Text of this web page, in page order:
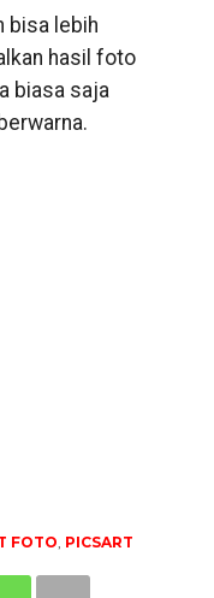
bisa lebih
hasil foto
biasa saja
FOTO, PICSART